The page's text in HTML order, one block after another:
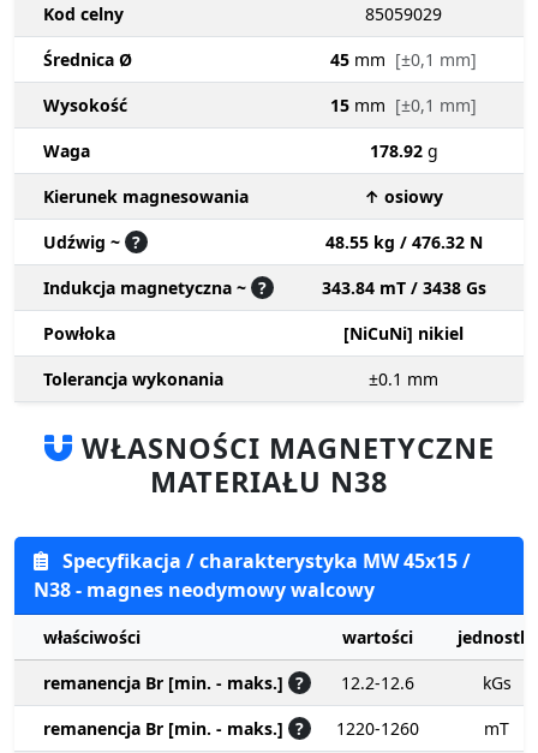
Kod celny
85059029
Średnica Ø
45 mm [±0,1 mm]
Wysokość
15 mm [±0,1 mm]
Waga
178.92 g
Kierunek magnesowania
↑ osiowy
Udźwig ~ ?
48.55 kg / 476.32 N
Indukcja magnetyczna ~ ?
343.84 mT / 3438 Gs
Powłoka
[NiCuNi] nikiel
Tolerancja wykonania
±0.1 mm
WŁASNOŚCI MAGNETYCZNE
MATERIAŁU N38
Specyfikacja / charakterystyka MW 45x15 /
N38 - magnes neodymowy walcowy
właściwości wartości
jednostki
remanencja Br [min. - maks.] ? 12.2-12.6
kGs
remanencja Br [min. - maks.] ? 1220-1260
mT